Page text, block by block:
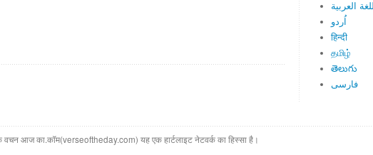
العربية
اُردو
हिन्दी
தமிழ்
తెలుగు
فارسی
आज का.कॉम(verseoftheday.com) यह एक हार्टलाइट नेटवर्क का हिस्सा है।